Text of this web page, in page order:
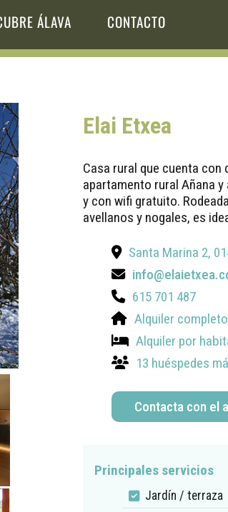
ÁLAVA CONTACTO
Elai Etxea
Casa rural que cuenta
apartamento rural Añana
y con wifi gratuito.
avellanos y nogales, es
Santa Marina 2,
615 701 487
Alquiler completo
Alquiler por
13 huéspedes
Contacta con el
Principales servicios
Jardín / terraza